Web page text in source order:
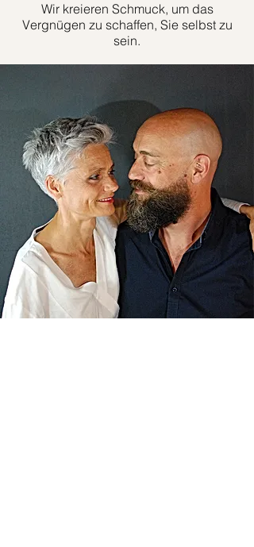
Wir kreieren Schmuck, um das
Vergnügen zu schaffen, Sie selbst zu
sein.